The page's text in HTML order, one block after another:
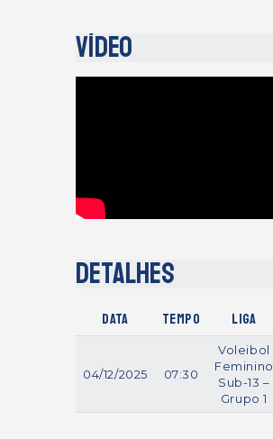
Vídeo
Detalhes
Data Tempo Liga
04/12/2025 07:30
Voleibol
Feminino
Sub-13 –
Grupo 1